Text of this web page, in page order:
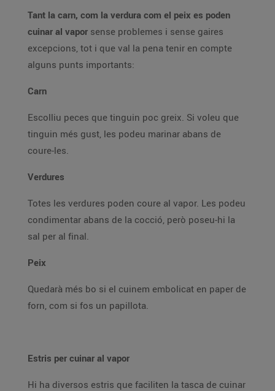
Tant la carn, com la verdura com el peix es poden
cuinar al vapor sense problemes i sense gaires
excepcions, tot i que val la pena tenir en compte
alguns punts importants:
Carn
Escolliu peces que tinguin poc greix. Si voleu que
tinguin més gust, les podeu marinar abans de
coure-les.
Verdures
Totes les verdures poden coure al vapor. Les podeu
condimentar abans de la cocció, però poseu-hi la
sal per al final.
Peix
Quedarà més bo si el cuinem embolicat en paper de
forn, com si fos un papillota.
Estris per cuinar al vapor
Hi ha diversos estris que faciliten la tasca de cuinar